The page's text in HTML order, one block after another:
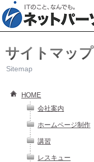
サイトマップ
Sitemap
HOME
会社案内
ホームページ制作
講習
レスキュー